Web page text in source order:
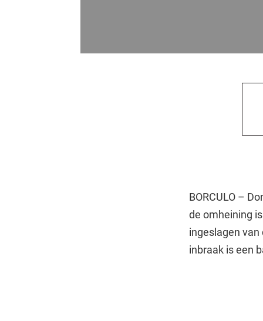
BORCULO –
de omheining
ingeslagen
inbraak is een